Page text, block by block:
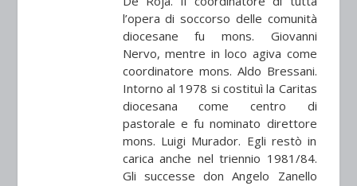
l’opera di soccorso delle comunità
diocesane fu mons. Giovanni
Nervo, mentre in loco agiva come
coordinatore mons. Aldo Bressani.
Intorno al 1978 si costituì la Caritas
diocesana come centro di
pastorale e fu nominato direttore
mons. Luigi Murador. Egli restò in
carica anche nel triennio 1981/84.
Gli successe don Angelo Zanello